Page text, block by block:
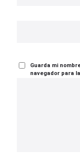
Guarda mi
navegador para